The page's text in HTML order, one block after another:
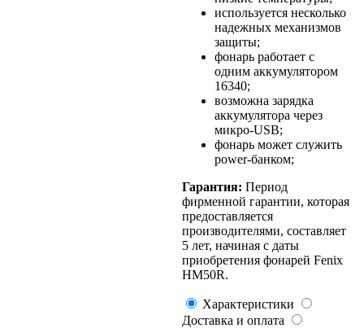
используется несколько
надежных механизмов
защиты;
фонарь работает с
одним аккумулятором
16340;
возможна зарядка
аккумулятора через
микро-USB;
фонарь может служить
power-банком;
Гарантия: Период
фирменной гарантии, которая
предоставляется
производителями, составляет
5 лет, начиная с даты
приобретения фонарей Fenix
HM50R.
Характеристики
Доставка и оплата